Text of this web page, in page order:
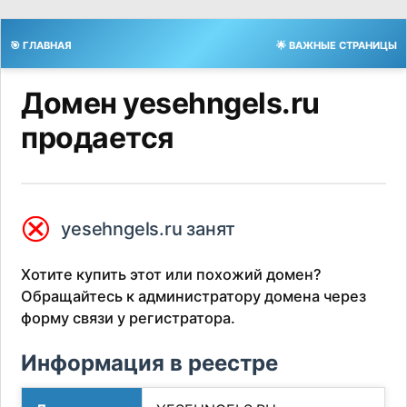
🎯 ГЛАВНАЯ 🌟 ВАЖНЫЕ СТРАНИЦЫ
Домен yesehngels.ru
продается
⮿ yesehngels.ru занят
Хотите купить этот или похожий домен?
Обращайтесь к администратору домена через
форму связи у регистратора.
Информация в реестре